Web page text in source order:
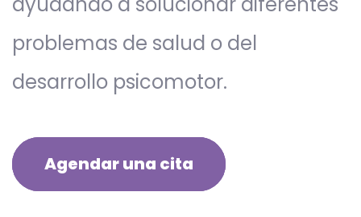
problemas de salud o del
desarrollo psicomotor.
Agendar una cita